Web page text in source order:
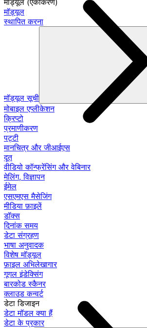
मॉड्यूल (एकीकरण)
मॉड्यूल
स्थापित करना
मॉड्यूल सूची
मोबाइल एप्लीकेशन
क्रिप्टो
प्रमाणीकरण
पट्टी
मानचित्र और जीआईएस
दूत
वीडियो कॉन्फ्रेंसिंग और वेबिनार
मेलिंग, विज्ञापन
ईमेल
एसएमएस मैसेजिंग
मीडिया फ़ाइलें
डॉक्स
दिनांक समय
डेटा संग्रहण
भाषा अनुवादक
विशेष मॉड्यूल
फ़ाइल अभिलेखागार
गूगल इंडेक्सिंग
बारकोड स्कैनर
क्लाउड कन्वर्ट
डेटा डिजाइन
डेटा मॉडल क्या हैं
डेटा के प्रकार